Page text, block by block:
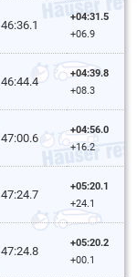
46:36.1
+04:31.5
+06.9
46:44.4
+04:39.8
+08.3
47:00.6
+04:56.0
+16.2
47:24.7
+05:20.1
+24.1
47:24.8
+05:20.2
+00.1